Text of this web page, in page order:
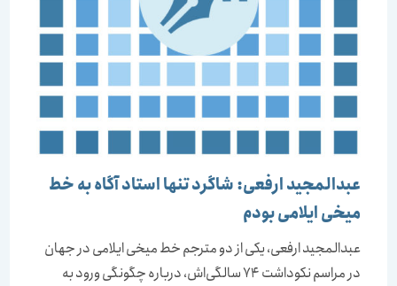
عبدالمجید ارفعی: شاگرد تنها استاد آگاه به خط
میخی ایلامی بودم
عبدالمجید ارفعی، یکی از دو مترجم خط میخی ایلامی در جهان
در مراسم نکوداشت 74 سالگی‌اش، درباره چگونگی ورود به